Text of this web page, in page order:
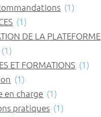
(1)
(1)
DE LA PLATEFORME
(1)
ET FORMATIONS (1)
(1)
en charge (1)
pratiques (1)